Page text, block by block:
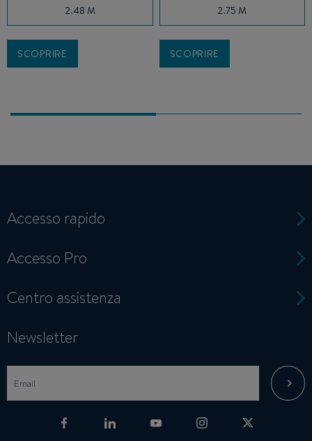
2.48 M
SCOPRIRE
2.75 M
SCOPRIRE
Accesso rapido
Accesso Pro
Centro assistenza
Newsletter